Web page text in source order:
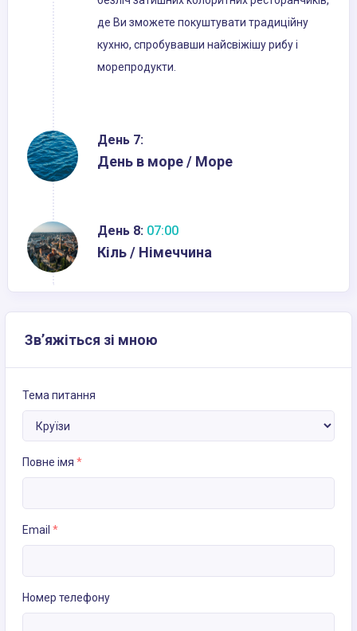
де Ви зможете покуштувати традиційну
кухню, спробувавши найсвіжішу рибу і
морепродукти.
День 7:
День в море / Море
День 8: 07:00
Кіль / Німеччина
Зв’яжіться зі мною
Тема питання
Повне імя *
Email *
Номер телефону